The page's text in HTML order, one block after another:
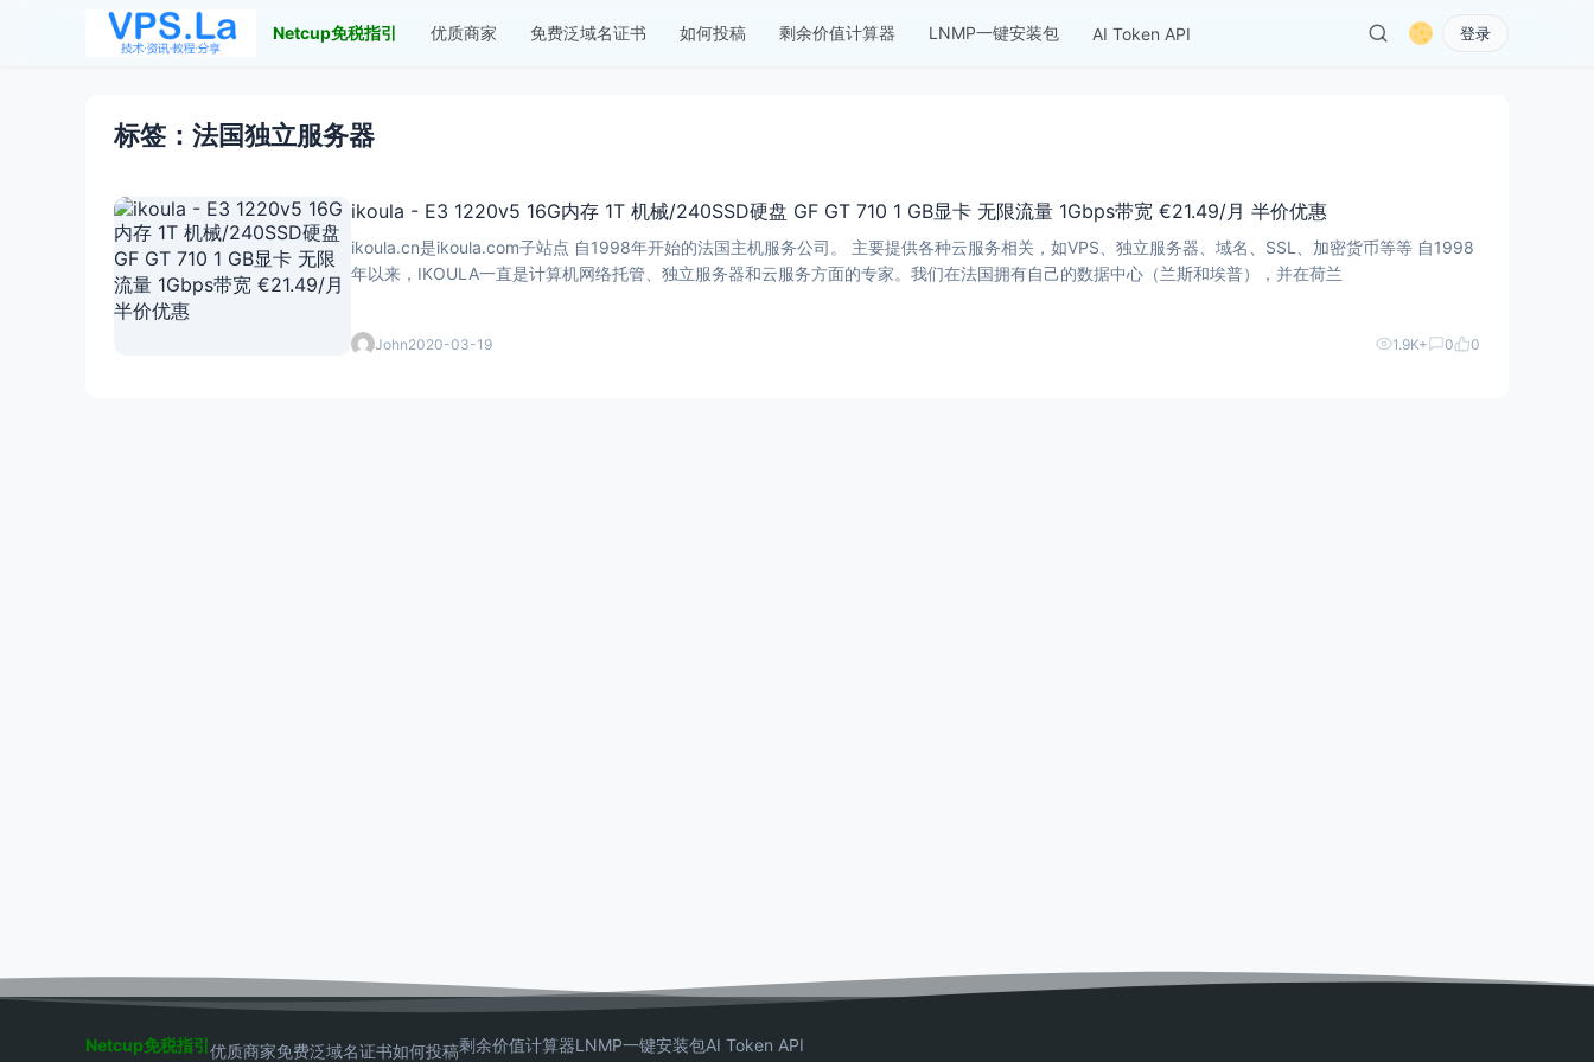
Netcup免税指引 优质商家 免费泛域名证书 如何投稿 剩余价值计算器 LNMP一键安装包 AI Token API 登录
标签：法国独立服务器
ikoula - E3 1220v5 16G内存 1T 机械/240SSD硬盘 GF GT 710 1 GB显卡 无限流量 1Gbps带宽 €21.49/月 半价优惠
ikoula.cn是ikoula.com子站点 自1998年开始的法国主机服务公司。 主要提供各种云服务相关，如VPS、独立服务器、域名、SSL、加密货币等等 自1998
年以来，IKOULA一直是计算机网络托管、独立服务器和云服务方面的专家。我们在法国拥有自己的数据中心（兰斯和埃普），并在荷兰
John2020-03-19 1.9K+ 0 0
Netcup免税指引优质商家免费泛域名证书如何投稿剩余价值计算器LNMP一键安装包AI Token API